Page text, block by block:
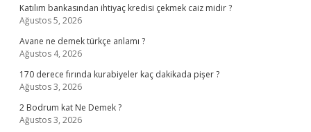
Katılım bankasından ihtiyaç kredisi çekmek caiz midir ?
Ağustos 5, 2026
Avane ne demek türkçe anlamı ?
Ağustos 4, 2026
170 derece fırında kurabiyeler kaç dakikada pişer ?
Ağustos 3, 2026
2 Bodrum kat Ne Demek ?
Ağustos 3, 2026